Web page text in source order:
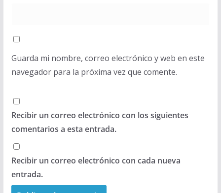
Guarda mi nombre, correo electrónico y web en este
navegador para la próxima vez que comente.
Recibir un correo electrónico con los siguientes
comentarios a esta entrada.
Recibir un correo electrónico con cada nueva
entrada.